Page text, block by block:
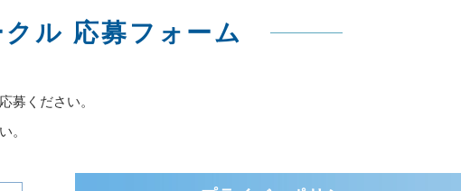
ル 応募フォーム
募ください。
。